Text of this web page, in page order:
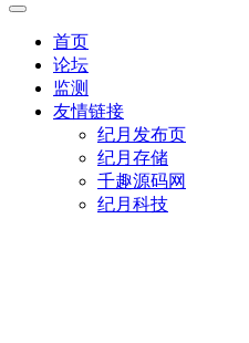
首页
论坛
监测
友情链接
纪月发布页
纪月存储
千趣源码网
纪月科技